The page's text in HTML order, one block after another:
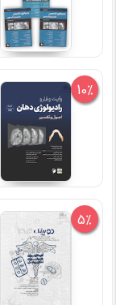
10%
5%